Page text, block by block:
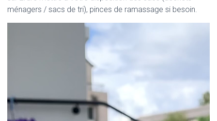
ménagers / sacs de tri), pinces de ramassage si besoin.